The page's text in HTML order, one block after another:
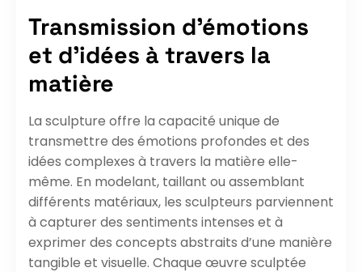
Transmission d’émotions
et d’idées à travers la
matière
La sculpture offre la capacité unique de
transmettre des émotions profondes et des
idées complexes à travers la matière elle-
même. En modelant, taillant ou assemblant
différents matériaux, les sculpteurs parviennent
à capturer des sentiments intenses et à
exprimer des concepts abstraits d’une manière
tangible et visuelle. Chaque œuvre sculptée